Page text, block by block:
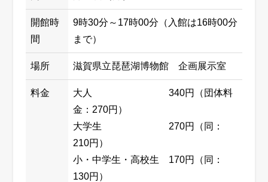
開館時
間
9時30分～17時00分（入館は16時00分
まで）
場所 滋賀県立琵琶湖博物館 企画展示室
料金
大人 340円（団体料
金：270円）
大学生 270円（同：
210円）
小・中学生・高校生 170円（同：
130円）